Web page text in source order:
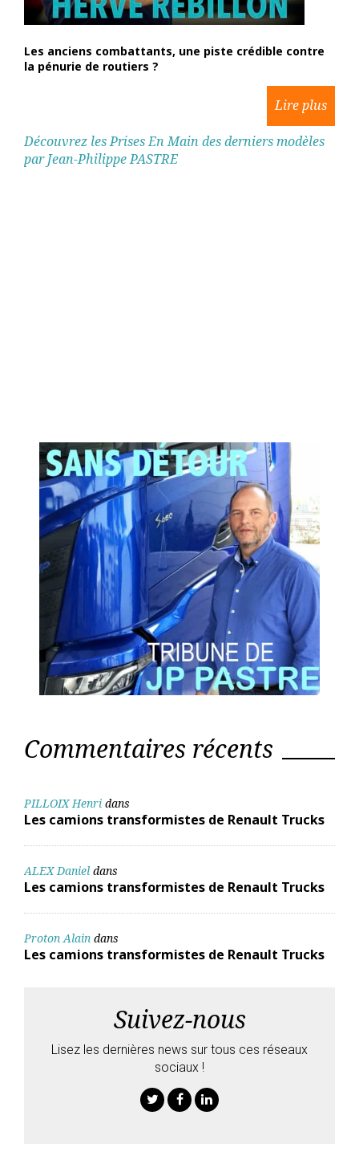
Les anciens combattants, une piste crédible contre
la pénurie de routiers ?
Découvrez les Prises En Main des derniers modèles
par Jean-Philippe PASTRE
Commentaires récents
PILLOIX Henri dans
Les camions transformistes de Renault Trucks
ALEX Daniel dans
Les camions transformistes de Renault Trucks
Proton Alain dans
Les camions transformistes de Renault Trucks
Suivez-nous
Lisez les dernières news sur tous ces réseaux
sociaux !